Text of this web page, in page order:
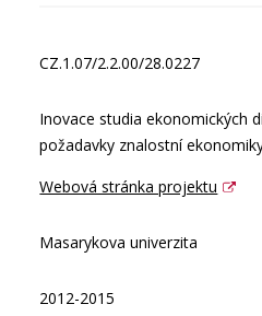
CZ.1.07/2.2.00/28.0227
Inovace studia ekonomických
požadavky znalostní
Webová stránka projektu
Masarykova univerzita
2012-2015